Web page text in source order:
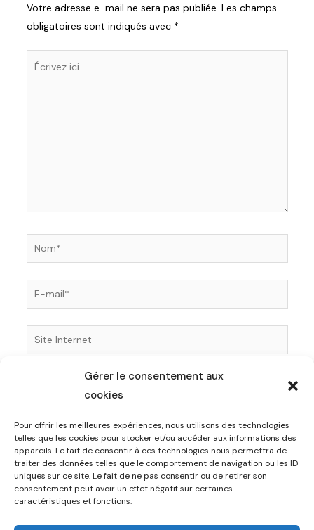
Gérer le consentement aux
cookies
Pour offrir les meilleures expériences, nous utilisons des technologies
telles que les cookies pour stocker et/ou accéder aux informations des
appareils. Le fait de consentir à ces technologies nous permettra de
traiter des données telles que le comportement de navigation ou les ID
uniques sur ce site. Le fait de ne pas consentir ou de retirer son
consentement peut avoir un effet négatif sur certaines
caractéristiques et fonctions.
Votre adresse e-mail ne sera pas publiée. Les champs
obligatoires sont indiqués avec *
Écrivez
Nom*
E-
mail*
Site
Internet